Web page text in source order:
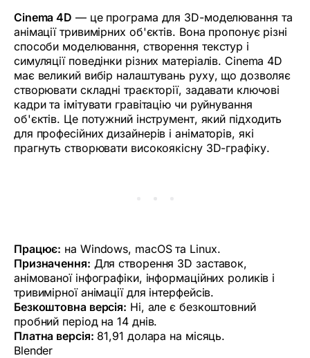
Cinema 4D — це програма для 3D-моделювання та
анімації тривимірних об'єктів. Вона пропонує різні
способи моделювання, створення текстур і
симуляції поведінки різних матеріалів. Cinema 4D
має великий вибір налаштувань руху, що дозволяє
створювати складні траєкторії, задавати ключові
кадри та імітувати гравітацію чи руйнування
об'єктів. Це потужний інструмент, який підходить
для професійних дизайнерів і аніматорів, які
прагнуть створювати високоякісну 3D-графіку.
Працює: на Windows, macOS та Linux.
Призначення: Для створення 3D заставок,
анімованої інфографіки, інформаційних роликів і
тривимірної анімації для інтерфейсів.
Безкоштовна версія: Ні, але є безкоштовний
пробний період на 14 днів.
Платна версія: 81,91 долара на місяць.
Blender